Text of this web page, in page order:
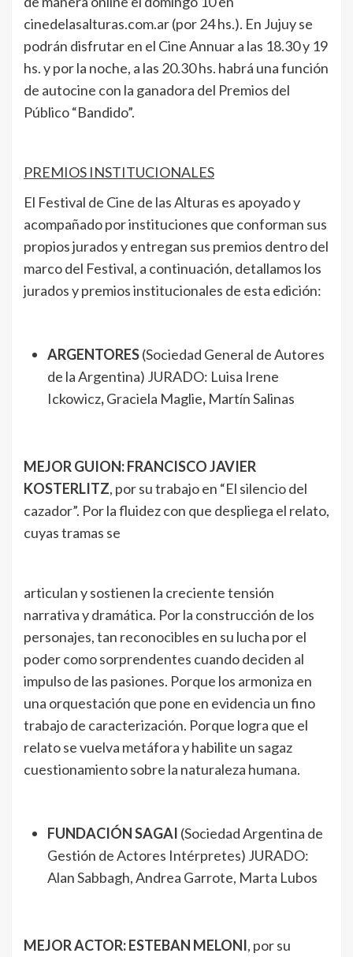
cinedelasalturas.com.ar (por 24 hs.). En Jujuy se
podrán disfrutar en el Cine Annuar a las 18.30 y 19
hs. y por la noche, a las 20.30 hs. habrá una función
de autocine con la ganadora del Premios del
Público “Bandido”.
PREMIOS INSTITUCIONALES
El Festival de Cine de las Alturas es apoyado y
acompañado por instituciones que conforman sus
propios jurados y entregan sus premios dentro del
marco del Festival, a continuación, detallamos los
jurados y premios institucionales de esta edición:
ARGENTORES(Sociedad General de Autores
de la Argentina) JURADO: Luisa Irene
Ickowicz,Graciela Maglie, Martín Salinas
MEJOR GUION: FRANCISCO JAVIER
KOSTERLITZ, por su trabajo en “El silencio del
cazador”. Por la fluidez con que despliega el relato,
cuyas tramas se
articulan y sostienen la creciente tensión
narrativa y dramática. Por la construcción de los
personajes, tan reconocibles en su lucha por el
poder como sorprendentes cuando deciden al
impulso de las pasiones. Porque los armoniza en
una orquestación que pone en evidencia un fino
trabajo de caracterización. Porque logra que el
relato se vuelva metáfora y habilite un sagaz
cuestionamiento sobre la naturaleza humana.
FUNDACIÓN SAGAI (Sociedad Argentina de
Gestión de Actores Intérpretes) JURADO:
Alan Sabbagh, Andrea Garrote, Marta Lubos
MEJOR ACTOR: ESTEBAN MELONI, por su